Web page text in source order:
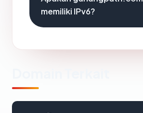
memiliki IPv6?